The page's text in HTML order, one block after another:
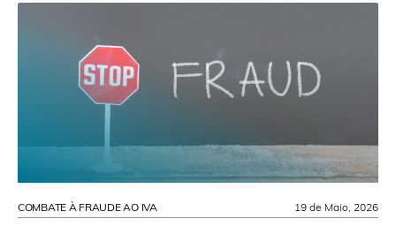
COMBATE À FRAUDE AO IVA 19 de Maio, 2026